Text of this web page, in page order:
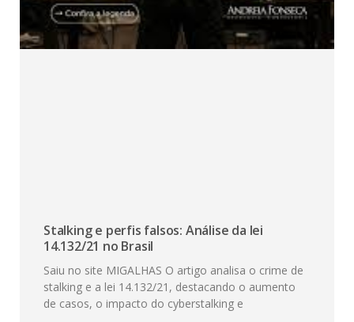
Stalking e perfis falsos: Análise da lei
14.132/21 no Brasil
Saiu no site MIGALHAS O artigo analisa o crime de
stalking e a lei 14.132/21, destacando o aumento
de casos, o impacto do cyberstalking e